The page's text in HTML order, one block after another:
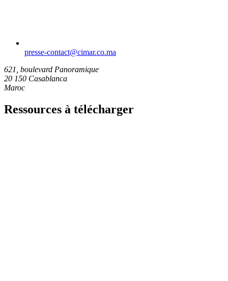
presse-contact​@cimar.co.ma
621, boulevard Panoramique
20 150 Casablanca
Maroc
Ressources à télécharger